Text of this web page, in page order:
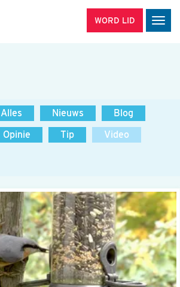
WORD LID
Alles Nieuws
Blog
Opinie Tip
Video